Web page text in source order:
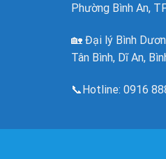
Phường Bình An,
🏡 Đại lý Bình
Tân Bình, Dĩ An,
📞Hotline: 0916